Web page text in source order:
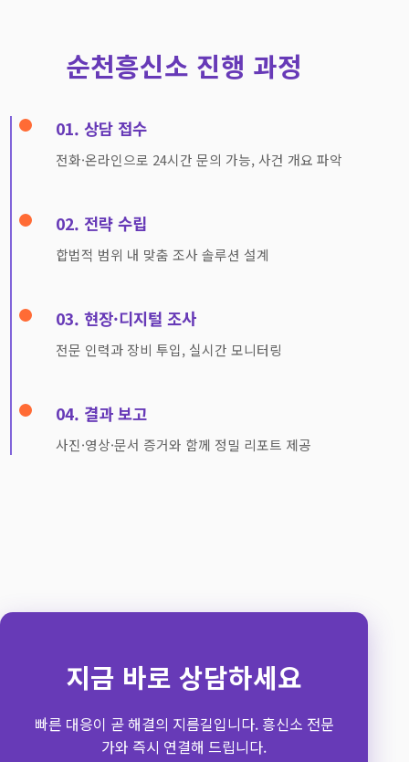
순천흥신소 진행 과정
01. 상담 접수
전화·온라인으로 24시간 문의 가능, 사건 개요 파악
02. 전략 수립
합법적 범위 내 맞춤 조사 솔루션 설계
03. 현장·디지털 조사
전문 인력과 장비 투입, 실시간 모니터링
04. 결과 보고
사진·영상·문서 증거와 함께 정밀 리포트 제공
지금 바로 상담하세요
빠른 대응이 곧 해결의 지름길입니다. 흥신소 전문
가와 즉시 연결해 드립니다.